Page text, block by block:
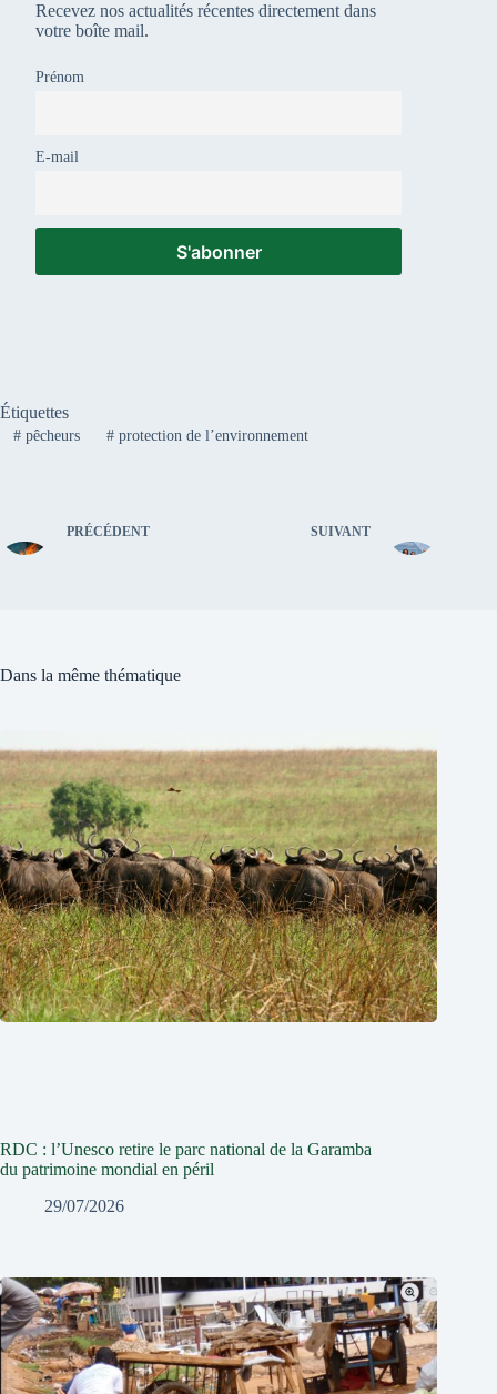
Recevez nos actualités récentes directement dans
votre boîte mail.
Prénom
E-mail
Étiquettes
#pêcheurs #protection de l’environnement
PRÉCÉDENT SUIVANT
Dans la même thématique
RDC : l’Unesco retire le parc national de la Garamba
du patrimoine mondial en péril
29/07/2026